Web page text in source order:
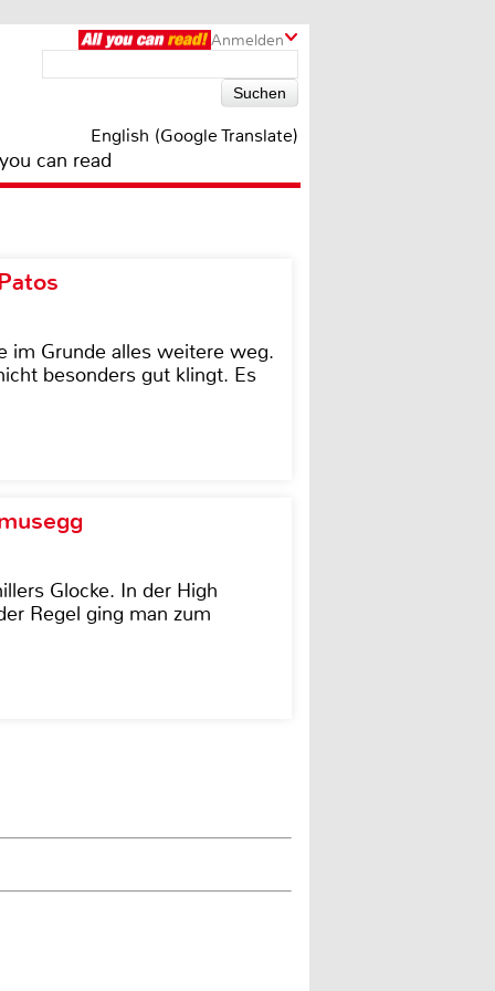
Anmelden
English (Google Translate)
can read
im Grunde alles weitere weg.
besonders gut klingt. Es
Glocke. In der High
Regel ging man zum